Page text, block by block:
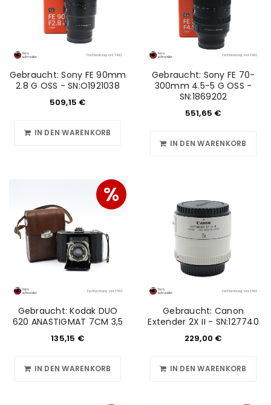
Gebraucht: Sony FE 90mm
2.8 G OSS - SN:O1921038
509,15 €
IN DEN WARENKORB
Gebraucht: Sony FE 70-
300mm 4.5-5 G OSS -
SN:1869202
551,65 €
IN DEN WARENKORB
%
Gebraucht: Kodak DUO
620 ANASTIGMAT 7CM 3,5
135,15 €
IN DEN WARENKORB
Gebraucht: Canon
Extender 2X II - SN:127740
229,00 €
IN DEN WARENKORB